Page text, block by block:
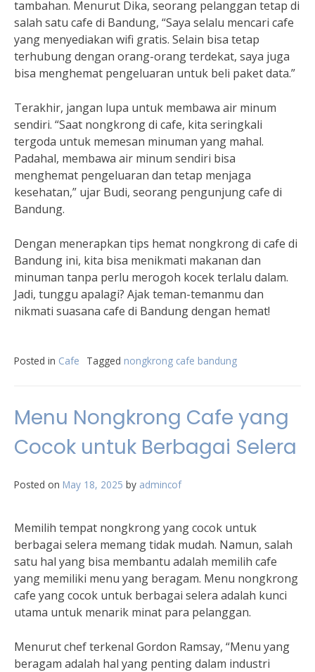
tambahan. Menurut Dika, seorang pelanggan tetap di
salah satu cafe di Bandung, “Saya selalu mencari cafe
yang menyediakan wifi gratis. Selain bisa tetap
terhubung dengan orang-orang terdekat, saya juga
bisa menghemat pengeluaran untuk beli paket data.”
Terakhir, jangan lupa untuk membawa air minum
sendiri. “Saat nongkrong di cafe, kita seringkali
tergoda untuk memesan minuman yang mahal.
Padahal, membawa air minum sendiri bisa
menghemat pengeluaran dan tetap menjaga
kesehatan,” ujar Budi, seorang pengunjung cafe di
Bandung.
Dengan menerapkan tips hemat nongkrong di cafe di
Bandung ini, kita bisa menikmati makanan dan
minuman tanpa perlu merogoh kocek terlalu dalam.
Jadi, tunggu apalagi? Ajak teman-temanmu dan
nikmati suasana cafe di Bandung dengan hemat!
Posted in Cafe Tagged nongkrong cafe bandung
Menu Nongkrong Cafe yang
Cocok untuk Berbagai Selera
Posted on May 18, 2025 by admincof
Memilih tempat nongkrong yang cocok untuk
berbagai selera memang tidak mudah. Namun, salah
satu hal yang bisa membantu adalah memilih cafe
yang memiliki menu yang beragam. Menu nongkrong
cafe yang cocok untuk berbagai selera adalah kunci
utama untuk menarik minat para pelanggan.
Menurut chef terkenal Gordon Ramsay, “Menu yang
beragam adalah hal yang penting dalam industri